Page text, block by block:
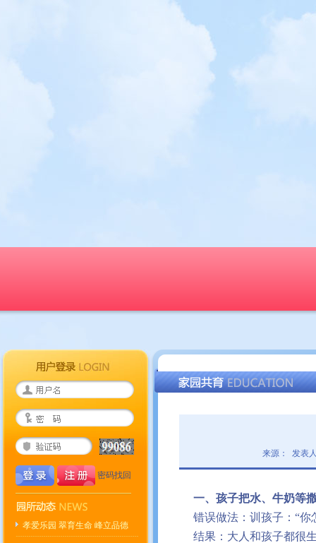
密码找回
孝爱乐园 翠育生命 峰立品德
来源： 发表
一、孩子把水、牛奶等
错误做法：训孩子： “你
结果：大人和孩子都很